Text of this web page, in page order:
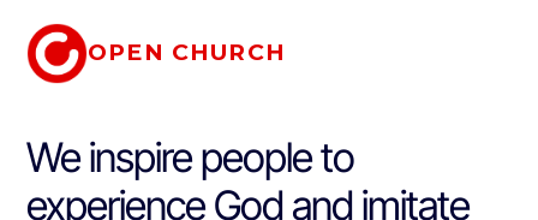
OPEN CHURCH
We inspire people to
experience God and imitate